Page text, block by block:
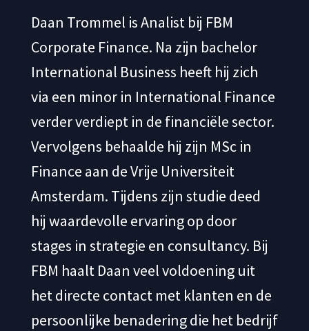
Daan Trommel is Analist bij FBM
Corporate Finance. Na zijn bachelor
International Business heeft hij zich
via een minor in International Finance
verder verdiept in de financiële sector.
Vervolgens behaalde hij zijn MSc in
Finance aan de Vrije Universiteit
Amsterdam. Tijdens zijn studie deed
hij waardevolle ervaring op door
stages in strategie en consultancy. Bij
FBM haalt Daan veel voldoening uit
het directe contact met klanten en de
persoonlijke benadering die het bedrijf